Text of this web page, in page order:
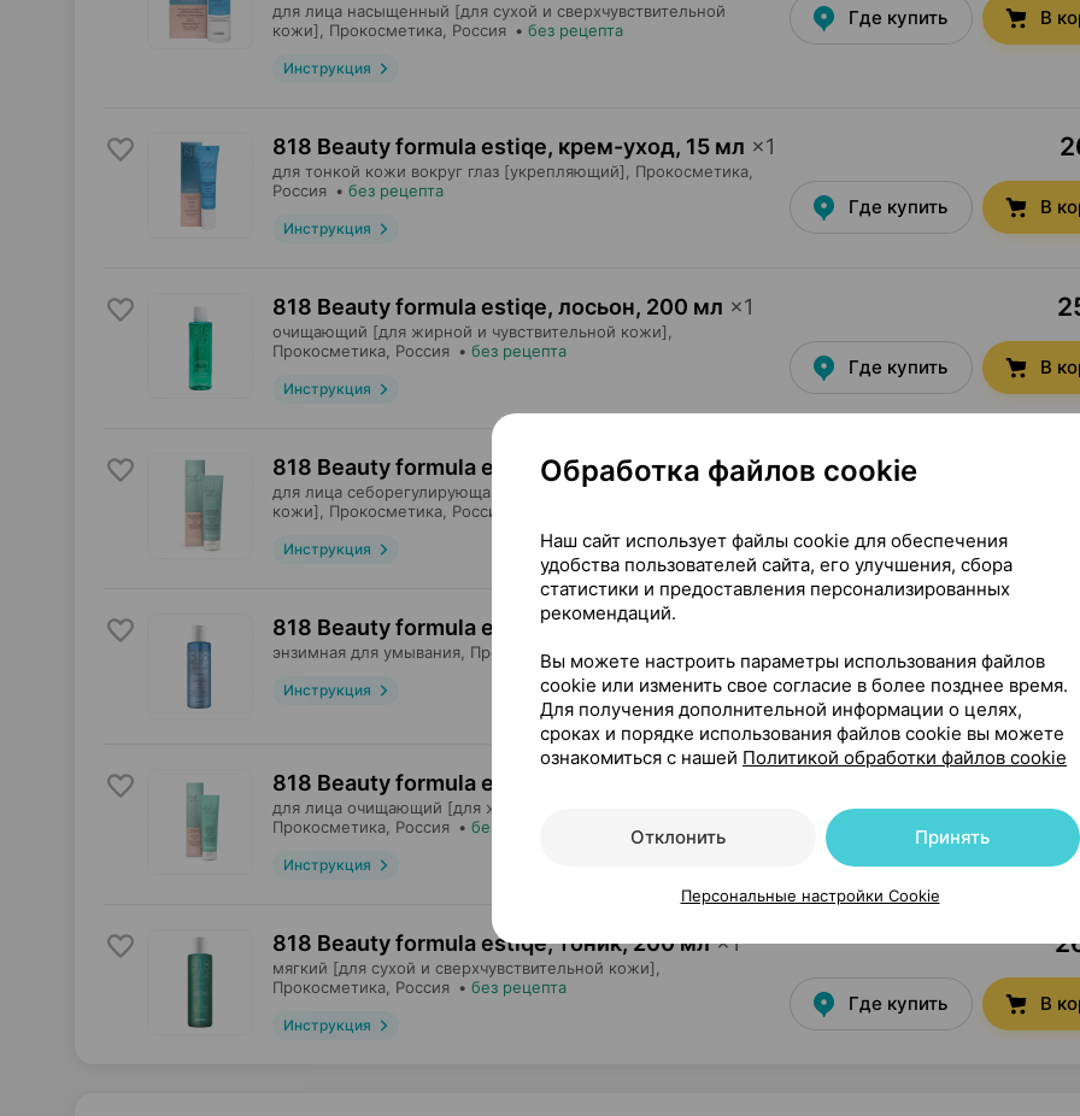
для лица насыщенный [для сухой и сверхчувствительной
кожи],
Прокосметика , Россия • без рецепта
Инструкция
Где купить В
818 Beauty formula estiqe, крем-уход, 15 мл ×1
для тонкой кожи вокруг глаз [укрепляющий], Прокосметика
Россия • без рецепта
Инструкция
Где купить В
818 Beauty formula estiqe, лосьон, 200 мл ×1
очищающий [для жирной и чувствительной кожи],
Прокосметика , Россия • без рецепта
Инструкция
Где купить В
818 Beauty formula estiqe, маска, 100 мл ×1
для лица себорегулирующая [для жирной и чувствительной
кожи],
Прокосметика , Россия
Инструкция
818 Beauty formula estiqe, пудра,100 мл
энзимная для умывания, Прокосметика
Инструкция Где купить В
818 Beauty formula estiqe, скраб
для лица очищающий [для жирной и чувствительной кожи],
Прокосметика , Россия • без рецепта
Инструкция
Где купить В
818 Beauty formula estiqe, тоник,200 мл×1
мягкий [для сухой и сверхчувствительной кожи],
Прокосметика , Россия • без рецепта
Инструкция
Где купить В
Обработка файлов cookie
Наш сайт использует файлы cookie для обеспечения
удобства пользователей сайта, его улучшения, сбора
статистики и предоставления персонализированных
рекомендаций.
Вы можете настроить параметры использования файлов
cookie или изменить свое согласие в более позднее время.
Для получения дополнительной информации о целях,
сроках и порядке использования файлов cookie вы можете
ознакомиться с нашей Политикой обработки файлов cookie
Отклонить Принять
Персональные настройки Cookie